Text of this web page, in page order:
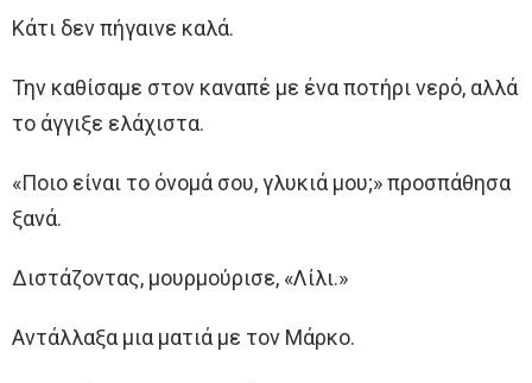
Κάτι δεν πήγαινε καλά.
Την καθίσαμε στον καναπέ με ένα ποτήρι νερό, αλλά
το άγγιξε ελάχιστα.
«Ποιο είναι το όνομά σου, γλυκιά μου;» προσπάθησα
ξανά.
Διστάζοντας, μουρμούρισε, «Λίλι.»
Αντάλλαξα μια ματιά με τον Μάρκο.